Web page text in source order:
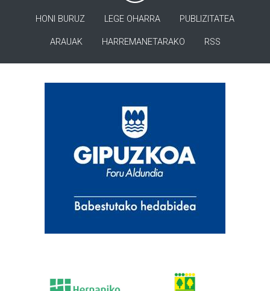
HONI BURUZ LEGE OHARRA PUBLIZITATEA
ARAUAK HARREMANETARAKO RSS